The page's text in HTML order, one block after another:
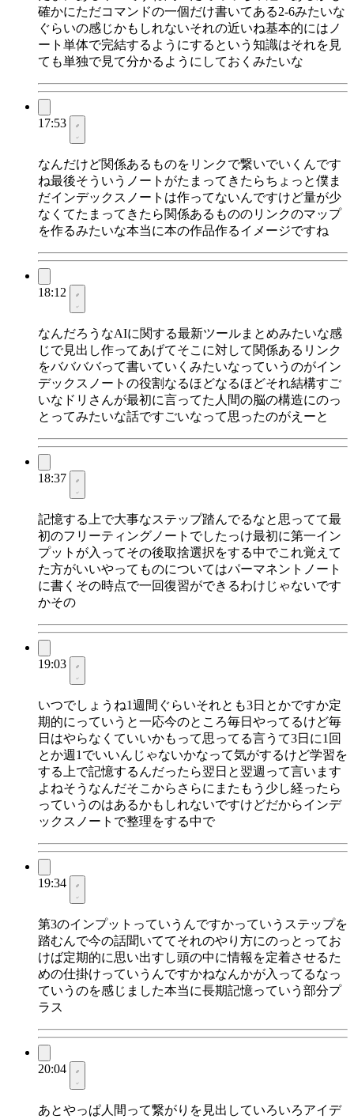
確かにただコマンドの一個だけ書いてある2-6みたいな
ぐらいの感じかもしれないそれの近いね基本的にはノ
ート単体で完結するようにするという知識はそれを見
ても単独で見て分かるようにしておくみたいな
17:53
なんだけど関係あるものをリンクで繋いでいくんです
ね最後そういうノートがたまってきたらちょっと僕ま
だインデックスノートは作ってないんですけど量が少
なくてたまってきたら関係あるもののリンクのマップ
を作るみたいな本当に本の作品作るイメージですね
18:12
なんだろうなAIに関する最新ツールまとめみたいな感
じで見出し作ってあげてそこに対して関係あるリンク
をババババって書いていくみたいなっていうのがイン
デックスノートの役割なるほどなるほどそれ結構すご
いなドリさんが最初に言ってた人間の脳の構造にのっ
とってみたいな話ですごいなって思ったのがえーと
18:37
記憶する上で大事なステップ踏んでるなと思ってて最
初のフリーティングノートでしたっけ最初に第一イン
プットが入ってその後取捨選択をする中でこれ覚えて
た方がいいやってものについてはパーマネントノート
に書くその時点で一回復習ができるわけじゃないです
かその
19:03
いつでしょうね1週間ぐらいそれとも3日とかですか定
期的にっていうと一応今のところ毎日やってるけど毎
日はやらなくていいかもって思ってる言うて3日に1回
とか週1でいいんじゃないかなって気がするけど学習を
する上で記憶するんだったら翌日と翌週って言います
よねそうなんだそこからさらにまたもう少し経ったら
っていうのはあるかもしれないですけどだからインデ
ックスノートで整理をする中で
19:34
第3のインプットっていうんですかっていうステップを
踏むんで今の話聞いててそれのやり方にのっとってお
けば定期的に思い出すし頭の中に情報を定着させるた
めの仕掛けっていうんですかねなんかが入ってるなっ
ていうのを感じました本当に長期記憶っていう部分プ
ラス
20:04
あとやっぱ人間って繋がりを見出していろいろアイデ